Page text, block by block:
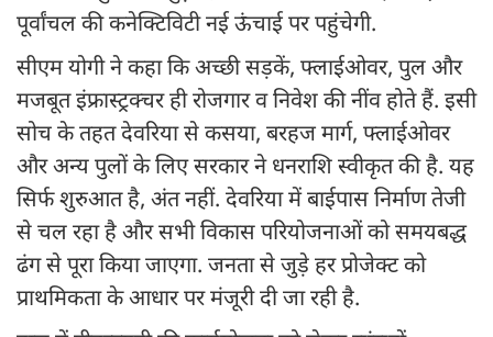
पूर्वांचल की कनेक्टिविटी नई ऊंचाई पर पहुंचेगी.
सीएम योगी ने कहा कि अच्छी सड़कें, फ्लाईओवर, पुल और
मजबूत इंफ्रास्ट्रक्चर ही रोजगार व निवेश की नींव होते हैं. इसी
सोच के तहत देवरिया से कसया, बरहज मार्ग, फ्लाईओवर
और अन्य पुलों के लिए सरकार ने धनराशि स्वीकृत की है. यह
सिर्फ शुरुआत है, अंत नहीं. देवरिया में बाईपास निर्माण तेजी
से चल रहा है और सभी विकास परियोजनाओं को समयबद्ध
ढंग से पूरा किया जाएगा. जनता से जुड़े हर प्रोजेक्ट को
प्राथमिकता के आधार पर मंजूरी दी जा रही है.